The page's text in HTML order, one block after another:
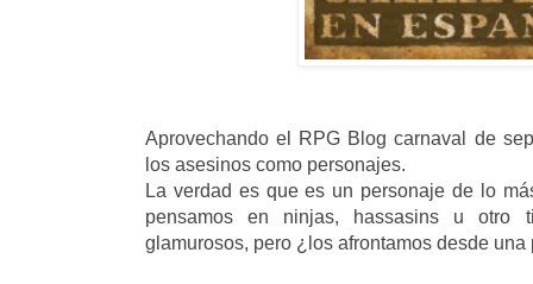
Aprovechando el RPG Blog carnaval de
los asesinos como personajes.
La verdad es que es un personaje de lo
pensamos en ninjas, hassasins u otro
glamurosos, pero ¿los afrontamos desde una